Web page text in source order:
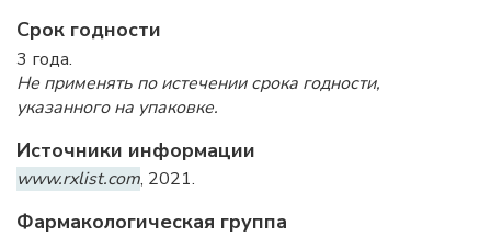
Срок годности
3 года.
Не применять по истечении срока годности,
указанного на упаковке.
Источники информации
www.rxlist.com, 2021.
Фармакологическая группа